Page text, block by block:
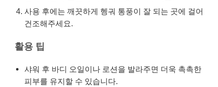
사용 후에는 깨끗하게 헹궈 통풍이 잘 되는 곳에 걸어
건조해주세요.
활용 팁
샤워 후 바디 오일이나 로션을 발라주면 더욱 촉촉한
피부를 유지할 수 있습니다.